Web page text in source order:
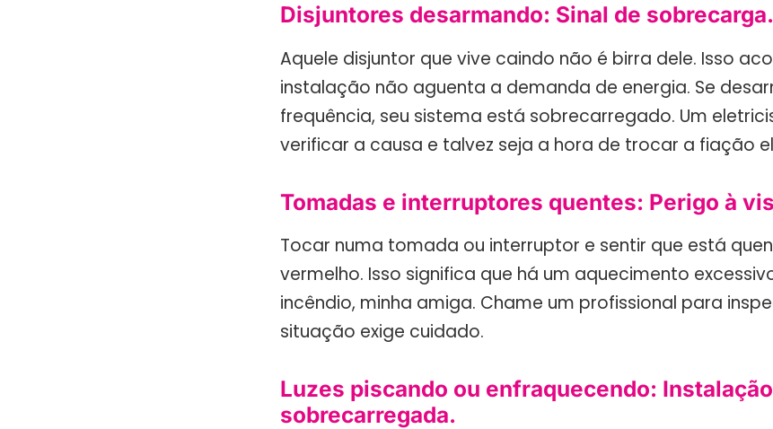
Disjuntores desarmando: Sinal de sobrecarga.
Aquele disjuntor que vive caindo não é birra dele. Isso
instalação não aguenta a demanda de energia. Se
frequência, seu sistema está sobrecarregado. Um
verificar a causa e talvez seja a hora de trocar a fiação
Tomadas e interruptores quentes: Perigo à
Tocar numa tomada ou interruptor e sentir que está
vermelho. Isso significa que há um aquecimento
incêndio, minha amiga. Chame um profissional para
situação exige cuidado.
Luzes piscando ou enfraquecendo: Instalação
sobrecarregada.